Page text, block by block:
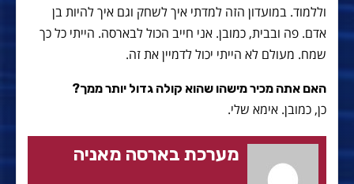
וללמוד. במועדון הזה למדתי איך לשחק וגם איך להיות בן
אדם. פה ובבית, כמובן. אני חייב הכול לבארסה. הייתי כל כך
שמח. מעולם לא הייתי יכול לדמיין את זה.
האם אתה מכיר מישהו שהוא קולה גדול יותר ממך?
כן, כמובן. אימא שלי.
מערכת בארסה מאניה